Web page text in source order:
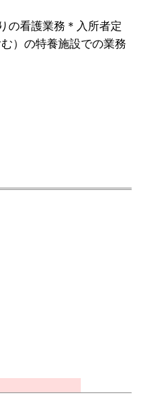
の看護業務＊入所者定
）の特養施設での業務